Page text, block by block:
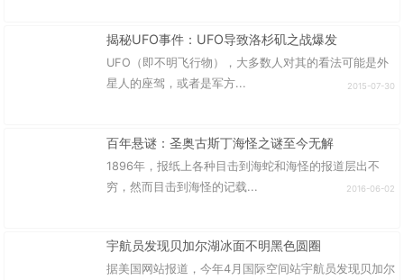
揭秘UFO事件：UFO导致洛杉矶之战爆发
UFO（即不明飞行物），大多数人对其的看法可能是外
星人的座驾，或者是军方...
2015-07-30
百年悬谜：圣奥古斯丁海怪之谜至今无解
1896年，报纸上各种目击到海蛇和海怪的报道层出不
穷，然而目击到海怪的记载...
2016-06-02
宇航员发现贝加尔湖冰面不明黑色圆圈
据美国网站报道，今年4月国际空间站宇航员发现贝加尔